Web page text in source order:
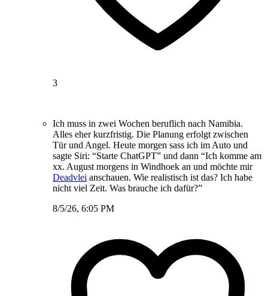
3
Ich muss in zwei Wochen beruflich nach Namibia.
Alles eher kurzfristig. Die Planung erfolgt zwischen
Tür und Angel. Heute morgen sass ich im Auto und
sagte Siri: “Starte ChatGPT” und dann “Ich komme am
xx. August morgens in Windhoek an und möchte mir
Deadvlei anschauen. Wie realistisch ist das? Ich habe
nicht viel Zeit. Was brauche ich dafür?”
8/5/26, 6:05 PM